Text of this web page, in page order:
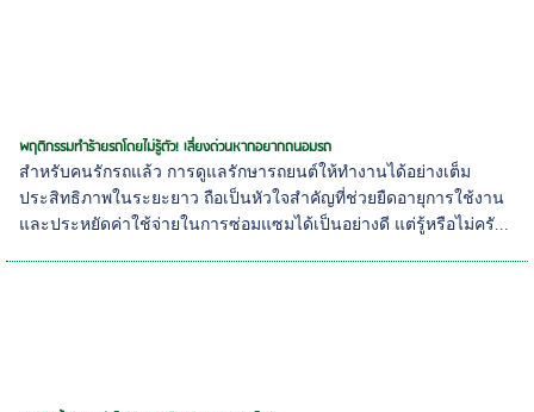
พฤติกรรมทำร้ายรถโดยไม่รู้ตัว! เลี่ยงด่วนหากอยากถนอมรถ
สำหรับคนรักรถแล้ว การดูแลรักษารถยนต์ให้ทำงานได้อย่างเต็ม
ประสิทธิภาพในระยะยาว ถือเป็นหัวใจสำคัญที่ช่วยยืดอายุการใช้งาน
และประหยัดค่าใช้จ่ายในการซ่อมแซมได้เป็นอย่างดี แต่รู้หรือไม่ครั...